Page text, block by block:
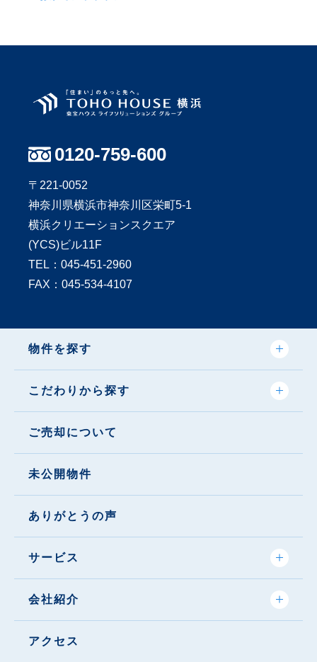
0120-759-600
〒221-0052
神奈川県横浜市神奈川区栄町5-1
横浜クリエーションスクエア
(YCS)ビル11F
TEL： 045-451-2960
FAX：045-534-4107
物件を探す
こだわりから探す
ご売却について
未公開物件
ありがとうの声
サービス
会社紹介
アクセス